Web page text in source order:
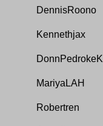
DennisRoono
Kennethjax
DonnPedrokeK
MariyaLAH
Robertren